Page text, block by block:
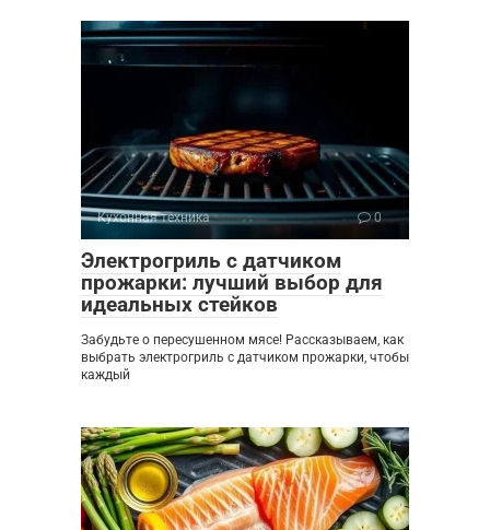
Кухонная техника 0
Электрогриль с датчиком
прожарки: лучший выбор для
идеальных стейков
Забудьте о пересушенном мясе! Рассказываем, как
выбрать электрогриль с датчиком прожарки, чтобы
каждый